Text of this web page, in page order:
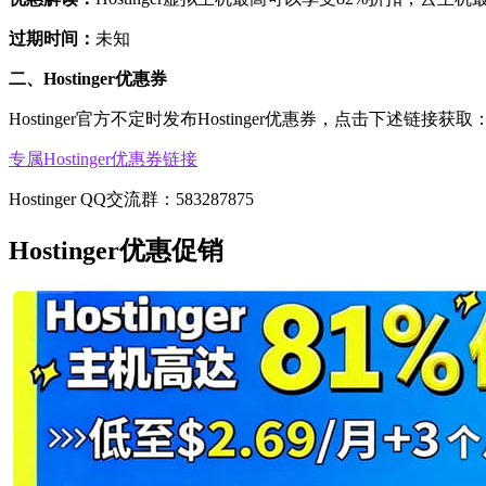
过期时间： 未知
二、Hostinger优惠券
Hostinger官方不定时发布Hostinger优惠券，点击下述链接获取
专属Hostinger优惠券链接
Hostinger QQ交流群：583287875
Hostinger优惠促销